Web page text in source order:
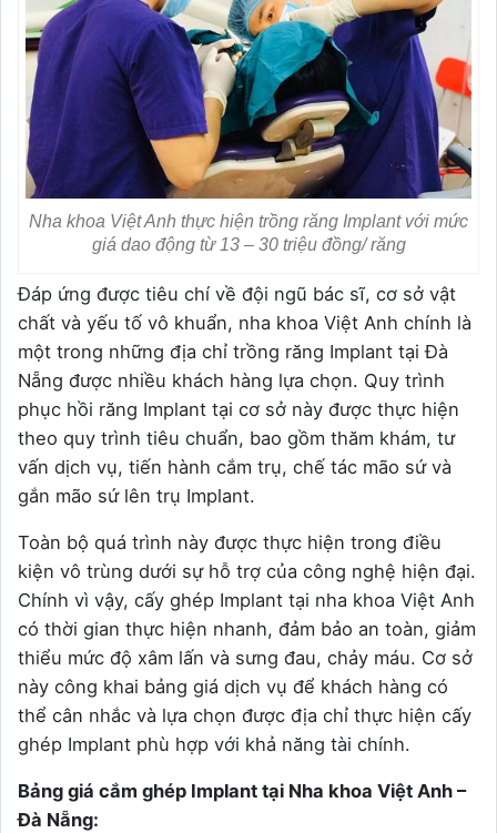
Nha khoa Việt Anh thực hiện trồng răng Implant với mức
giá dao động từ 13 – 30 triệu đồng/ răng
Đáp ứng được tiêu chí về đội ngũ bác sĩ, cơ sở vật
chất và yếu tố vô khuẩn, nha khoa Việt Anh chính là
một trong những địa chỉ trồng răng Implant tại Đà
Nẵng được nhiều khách hàng lựa chọn. Quy trình
phục hồi răng Implant tại cơ sở này được thực hiện
theo quy trình tiêu chuẩn, bao gồm thăm khám, tư
vấn dịch vụ, tiến hành cắm trụ, chế tác mão sứ và
gắn mão sứ lên trụ Implant.
Toàn bộ quá trình này được thực hiện trong điều
kiện vô trùng dưới sự hỗ trợ của công nghệ hiện đại.
Chính vì vậy, cấy ghép Implant tại nha khoa Việt Anh
có thời gian thực hiện nhanh, đảm bảo an toàn, giảm
thiểu mức độ xâm lấn và sưng đau, chảy máu. Cơ sở
này công khai bảng giá dịch vụ để khách hàng có
thể cân nhắc và lựa chọn được địa chỉ thực hiện cấy
ghép Implant phù hợp với khả năng tài chính.
Bảng giá cắm ghép Implant tại Nha khoa Việt Anh –
Đà Nẵng: